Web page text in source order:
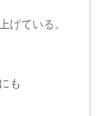
げている。
も